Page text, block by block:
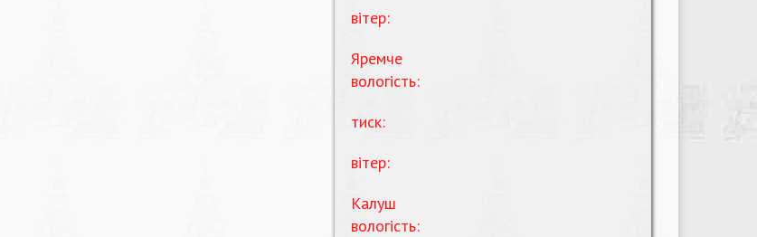
вітер:
Яремче
вологість:
тиск:
вітер:
Калуш
вологість: